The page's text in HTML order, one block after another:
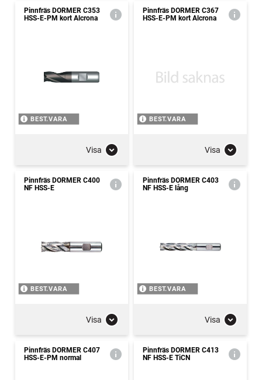
Pinnfräs DORMER C353
HSS-E-PM kort Alcrona
BEST.VARA
Visa
Pinnfräs DORMER C367
HSS-E-PM kort Alcrona
BEST.VARA
Visa
Pinnfräs DORMER C400
NF HSS-E
BEST.VARA
Visa
Pinnfräs DORMER C403
NF HSS-E lång
BEST.VARA
Visa
Pinnfräs DORMER C407
HSS-E-PM normal
Pinnfräs DORMER C413
NF HSS-E TiCN